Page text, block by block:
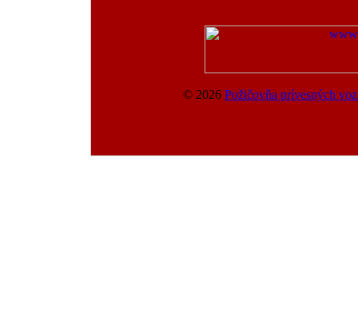
© 2026 Požičovňa prívesných